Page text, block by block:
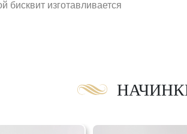
бисквит изготавливается